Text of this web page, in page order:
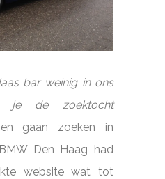
bar weinig in ons
je de zoektocht
gaan zoeken in
Den Haag had
website wat tot